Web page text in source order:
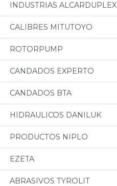
INDUSTRIAS ALCARDUPLEX
CALIBRES MITUTOYO
ROTORPUMP
CANDADOS EXPERTO
CANDADOS BTA
HIDRAULICOS DANILUK
PRODUCTOS NIPLO
EZETA
ABRASIVOS TYROLIT